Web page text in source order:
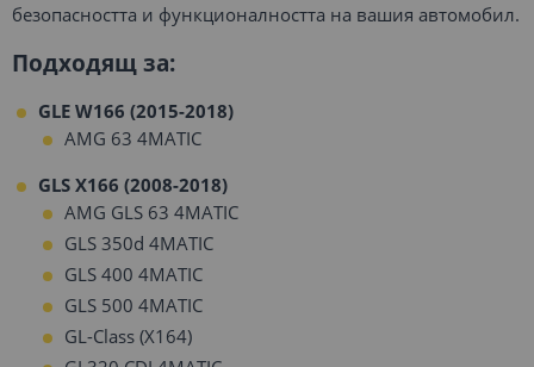
безопасността и функционалността на вашия автомобил.
Подходящ за:
GLE W166 (2015-2018)
AMG 63 4MATIC
GLS X166 (2008-2018)
AMG GLS 63 4MATIC
GLS 350d 4MATIC
GLS 400 4MATIC
GLS 500 4MATIC
GL-Class (X164)